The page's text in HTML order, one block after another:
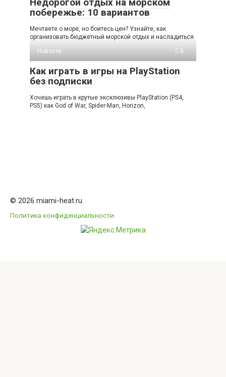
побережье: 10 вариантов
Мечтаете о море, но боитесь цен? Узнайте, как
организовать бюджетный морской отдых и насладиться
Новости
0
Как играть в игры на PlayStation
без подписки
Хочешь играть в крутые эксклюзивы PlayStation (PS4,
PS5) как God of War, Spider-Man, Horizon,
© 2026 miami-heat.ru
Политика конфиденциальности